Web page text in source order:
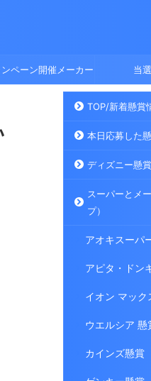
ペーン開催メーカー 当
TOP/新着懸賞
本日応募した
ディズニー懸賞
スーパーとメ
プ）
アオキスーパ
アピタ・ドン
イオン マック
ウエルシア 懸
カインズ懸賞